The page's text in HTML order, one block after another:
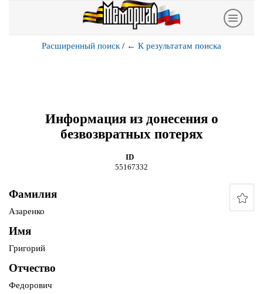
Расширенный поиск / ← К результатам поиска
Информация из донесения о
безвозвратных потерях
ID
55167332
Фамилия
Азаренко
Имя
Григорий
Отчество
Федорович